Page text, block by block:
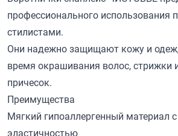
профессионального использования
стилистами.
Они надежно защищают кожу и
время окрашивания волос, стрижки
причесок.
Преимущества
Мягкий гипоаллергенный материал
эластичностью